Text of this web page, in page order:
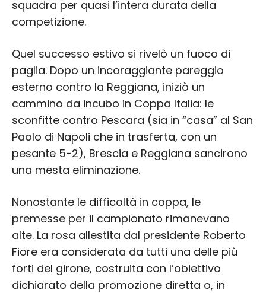
squadra per quasi l’intera durata della
competizione.
Quel successo estivo si rivelò un fuoco di
paglia. Dopo un incoraggiante pareggio
esterno contro la Reggiana, iniziò un
cammino da incubo in Coppa Italia: le
sconfitte contro Pescara (sia in “casa” al San
Paolo di Napoli che in trasferta, con un
pesante 5-2), Brescia e Reggiana sancirono
una mesta eliminazione.
Nonostante le difficoltà in coppa, le
premesse per il campionato rimanevano
alte. La rosa allestita dal presidente Roberto
Fiore era considerata da tutti una delle più
forti del girone, costruita con l’obiettivo
dichiarato della promozione diretta o, in